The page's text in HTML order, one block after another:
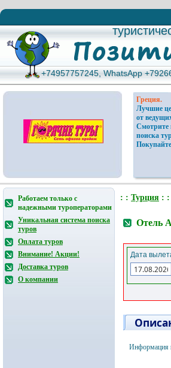
+74957757245, WhatsApp
+74957757245, WhatsApp
Греция.
Лучшие
от
Смотрите
поиска
Работаем только с
надежными туроператорами
Уникальная система поиска
туров
Оплата туров
Внимание! Акции!
Доставка туров
О компании
: : Турция : :
Отель
Дата
Информация